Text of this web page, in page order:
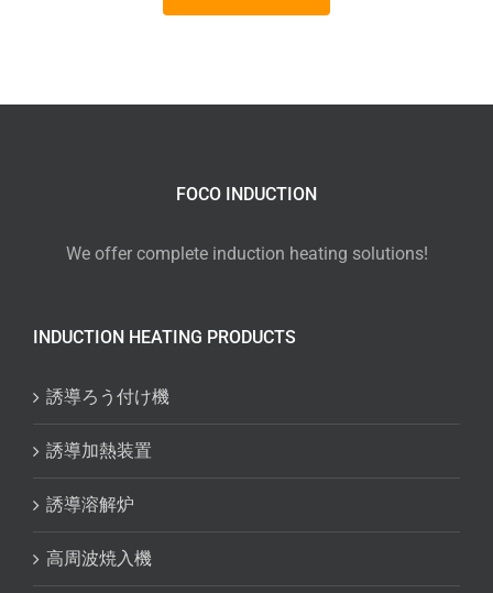
FOCO INDUCTION
We offer complete induction heating solutions!
INDUCTION HEATING PRODUCTS
誘導ろう付け機
誘導加熱装置
誘導溶解炉
高周波焼入機